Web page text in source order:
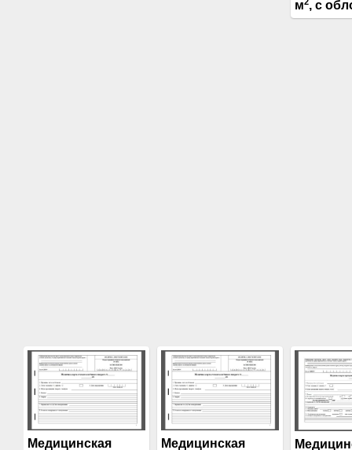
м , с
Медицинская
Медицинская